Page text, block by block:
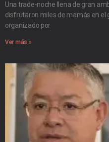
Una trade-noche llena de gran
disfrutaron miles de mamás en el
organizado por
Ver más »